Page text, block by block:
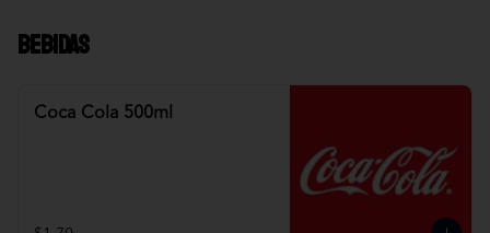
Bebidas
Coca Cola 500ml